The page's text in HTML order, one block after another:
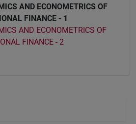
AND ECONOMETRICS OF
FINANCE - 1
AND ECONOMETRICS OF
FINANCE - 2